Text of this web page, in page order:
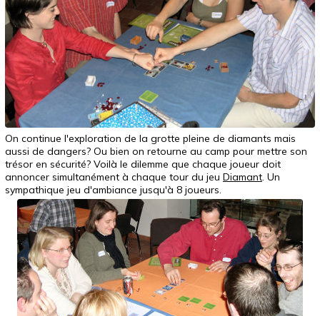
On continue l'exploration de la grotte pleine de diamants mais
aussi de dangers? Ou bien on retourne au camp pour mettre son
trésor en sécurité? Voilà le dilemme que chaque joueur doit
annoncer simultanément à chaque tour du jeu Diamant. Un
sympathique jeu d'ambiance jusqu'à 8 joueurs.